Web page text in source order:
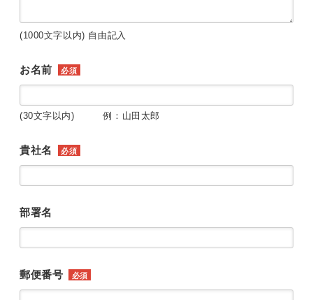
(1000文字以内) 自由記入
お名前 必須
(30文字以内) 例：山田太郎
貴社名 必須
部署名
郵便番号 必須